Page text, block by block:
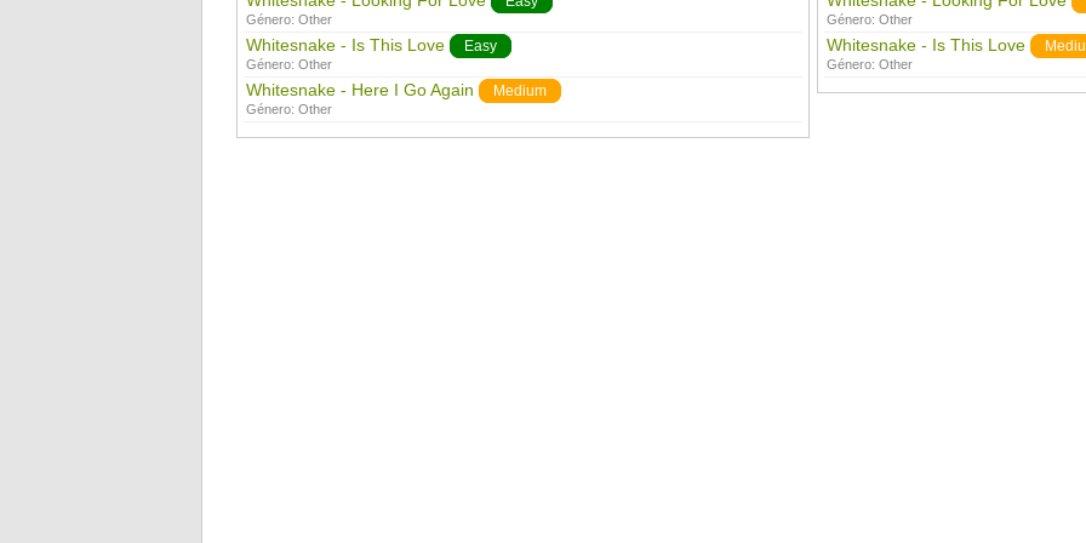
Género: Other
Whitesnake - Is This Love Easy
Género: Other
Whitesnake - Here I Go Again Medium
Género: Other
Género: Other
Whitesnake - Is This Love
Género: Other